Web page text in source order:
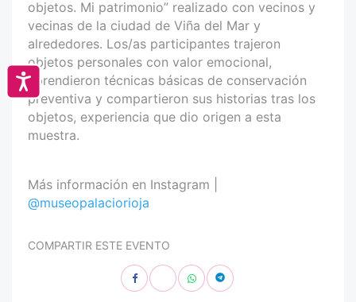
Accesibilidad
objetos. Mi patrimonio” realizado con vecinos y
vecinas de la ciudad de Viña del Mar y
alrededores. Los/as participantes trajeron
objetos personales con valor emocional,
aprendieron técnicas básicas de conservación
preventiva y compartieron sus historias tras los
objetos, experiencia que dio origen a esta
muestra.
Más información en Instagram |
@museopalaciorioja
COMPARTIR ESTE EVENTO